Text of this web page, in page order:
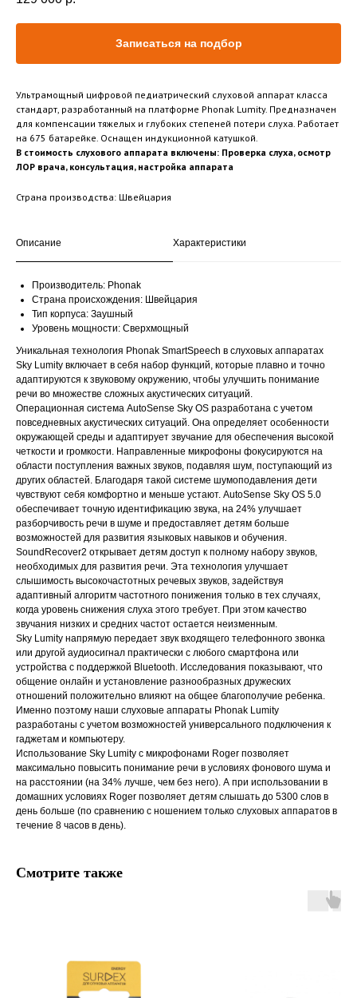
Записаться на подбор
Ультрамощный цифровой педиатрический слуховой аппарат класса
стандарт, разработанный на платформе Phonak Lumity. Предназначен
для компенсации тяжелых и глубоких степеней потери слуха. Работает
на 675 батарейке. Оснащен индукционной катушкой.
В стоимость слухового аппарата включены: Проверка слуха, осмотр
ЛОР врача, консультация, настройка аппарата
Страна производства: Швейцария
Описание Характеристики
Производитель: Phonak
Страна происхождения: Швейцария
Тип корпуса: Заушный
Уровень мощности: Сверхмощный
Уникальная технология Phonak SmartSpeech в слуховых аппаратах
Sky Lumity включает в себя набор функций, которые плавно и точно
адаптируются к звуковому окружению, чтобы улучшить понимание
речи во множестве сложных акустических ситуаций.
Операционная система AutoSense Sky OS разработана с учетом
повседневных акустических ситуаций. Она определяет особенности
окружающей среды и адаптирует звучание для обеспечения высокой
четкости и громкости. Направленные микрофоны фокусируются на
области поступления важных звуков, подавляя шум, поступающий из
других областей. Благодаря такой системе шумоподавления дети
чувствуют себя комфортно и меньше устают. AutoSense Sky OS 5.0
обеспечивает точную идентификацию звука, на 24% улучшает
разборчивость речи в шуме и предоставляет детям больше
возможностей для развития языковых навыков и обучения.
SoundRecover2 открывает детям доступ к полному набору звуков,
необходимых для развития речи. Эта технология улучшает
слышимость высокочастотных речевых звуков, задействуя
адаптивный алгоритм частотного понижения только в тех случаях,
когда уровень снижения слуха этого требует. При этом качество
звучания низких и средних частот остается неизменным.
Sky Lumity напрямую передает звук входящего телефонного звонка
или другой аудиосигнал практически с любого смартфона или
устройства с поддержкой Bluetooth. Исследования показывают, что
общение онлайн и установление разнообразных дружеских
отношений положительно влияют на общее благополучие ребенка.
Именно поэтому наши слуховые аппараты Phonak Lumity
разработаны с учетом возможностей универсального подключения к
гаджетам и компьютеру.
Использование Sky Lumity с микрофонами Roger позволяет
максимально повысить понимание речи в условиях фонового шума и
на расстоянии (на 34% лучше, чем без него). А при использовании в
домашних условиях Roger позволяет детям слышать до 5300 слов в
день больше (по сравнению с ношением только слуховых аппаратов в
течение 8 часов в день).
Смотрите также